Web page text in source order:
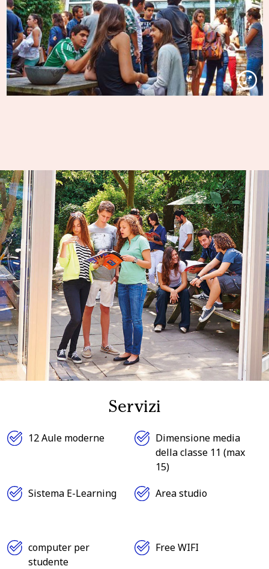
Servizi
12 Aule moderne
Dimensione media
della classe 11 (max
15)
Sistema E-Learning
Area studio
computer per
studente
Free WIFI